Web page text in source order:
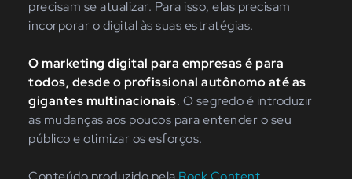
precisam se atualizar. Para isso, elas precisam
incorporar o digital às suas estratégias.
O marketing digital para empresas é para
todos, desde o profissional autônomo até as
gigantes multinacionais. O segredo é introduzir
as mudanças aos poucos para entender o seu
público e otimizar os esforços.